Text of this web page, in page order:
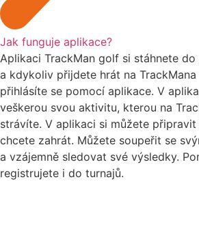
Jak funguje aplikace?
Aplikaci TrackMan golf si stáhnete
a kdykoliv přijdete hrát na
přihlásíte se pomocí aplikace. V
veškerou svou aktivitu, kterou na
strávíte. V aplikaci si můžete
chcete zahrát. Můžete soupeřit se
a vzájemně sledovat své výsledky.
registrujete i do turnajů.